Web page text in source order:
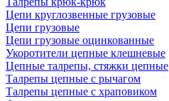
Цепи круглозвенные грузовые
Цепи грузовые
Цепи грузовые оцинкованные
Укоротители цепные клешневые
Цепные талрепы, стяжки цепные
Талрепы цепные с рычагом
Талрепы цепные с храповиком